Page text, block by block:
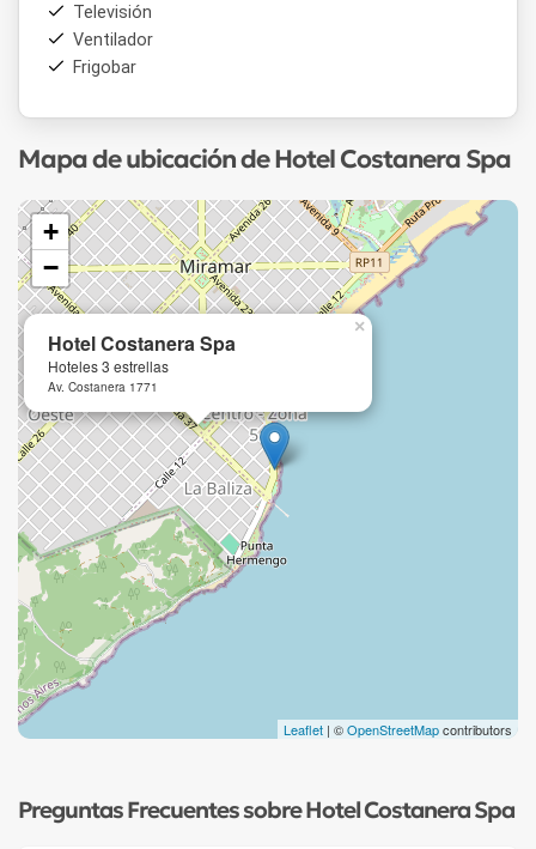
Televisión
Ventilador
Frigobar
Mapa de ubicación de Hotel Costanera Spa
Hotel Costanera Spa
Hoteles 3 estrellas
Av. Costanera 1771
×
+
−
Leaflet | ©OpenStreetMapcontributors
Preguntas Frecuentes sobre Hotel Costanera Spa